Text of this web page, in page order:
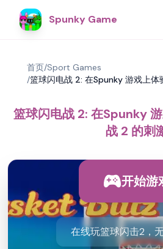
Spunky Game
首页/Sport Games
/篮球闪电战 2: 在Spunky 游戏上体
篮球闪电战 2: 在Spunky
战 2 的刺
开始游
在线玩篮球闪击2，